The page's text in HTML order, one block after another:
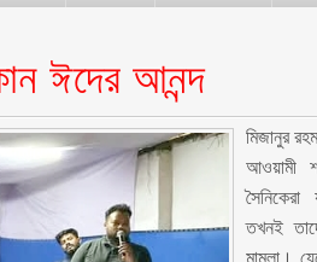
ঈদের আনন্দ
মিজানুর
আওয়ামী
তখনই
মামলা।